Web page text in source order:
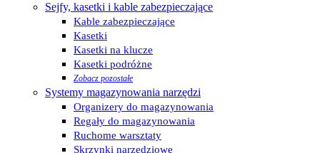
Sejfy, kasetki i kable zabezpieczające
Kable zabezpieczające
Kasetki
Kasetki na klucze
Kasetki podróżne
Zobacz pozostałe
Systemy magazynowania narzędzi
Organizery do magazynowania
Regały do magazynowania
Ruchome warsztaty
Skrzynki narzędziowe